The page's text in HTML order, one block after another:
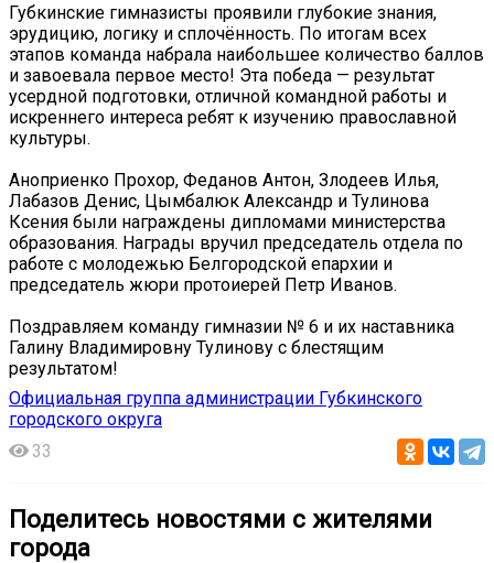
Губкинские гимназисты проявили глубокие знания,
эрудицию, логику и сплочённость. По итогам всех
этапов команда набрала наибольшее количество баллов
и завоевала первое место! Эта победа — результат
усердной подготовки, отличной командной работы и
искреннего интереса ребят к изучению православной
культуры.
Аноприенко Прохор, Феданов Антон, Злодеев Илья,
Лабазов Денис, Цымбалюк Александр и Тулинова
Ксения были награждены дипломами министерства
образования. Награды вручил председатель отдела по
работе с молодежью Белгородской епархии и
председатель жюри протоиерей Петр Иванов.
Поздравляем команду гимназии № 6 и их наставника
Галину Владимировну Тулинову с блестящим
результатом!
Официальная группа администрации Губкинского
городского округа
33
Поделитесь новостями с жителями
города